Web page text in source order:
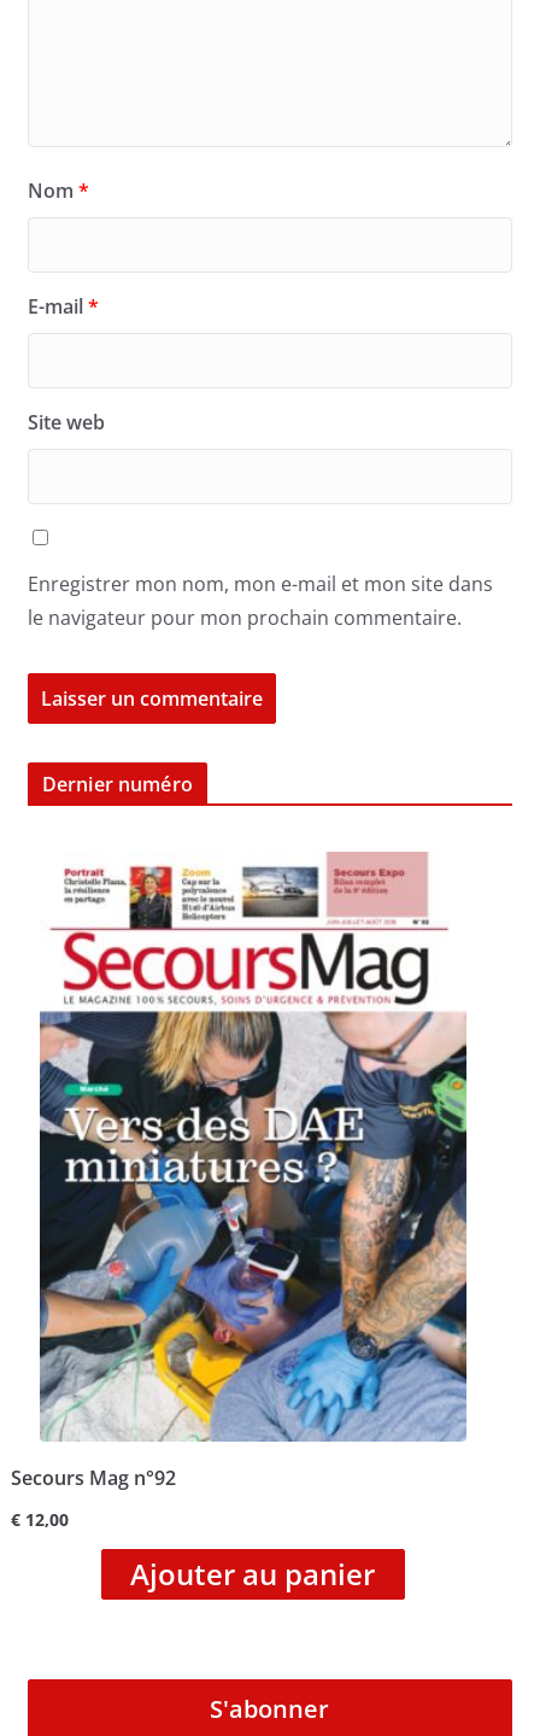
Nom *
E-mail*
Site web
Enregistrer mon nom, mon e-mail et mon site dans
le navigateur pour mon prochain commentaire.
Dernier numéro
Secours Mag n°92
€12,00
Ajouter au panier
S'abonner